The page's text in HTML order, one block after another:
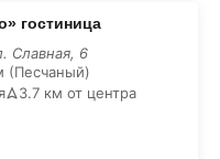
гостиница
Славная, 6
(Песчаный)
3.7 км от центра